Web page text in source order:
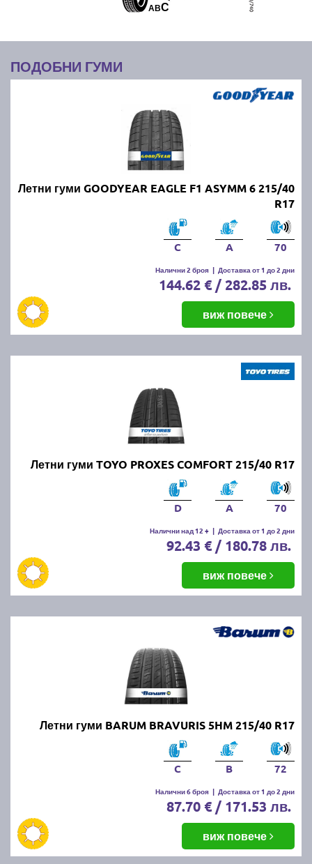
ABC
ПОДОБНИ ГУМИ
Летни гуми GOODYEAR EAGLE F1 ASYMM 6 215/40
R17
C A 70
Налични 2 броя | Доставка от 1 до 2 дни
144.62 € / 282.85 лв.
виж повече
Летни гуми TOYO PROXES COMFORT 215/40 R17
D A 70
Налични над 12 + | Доставка от 1 до 2 дни
92.43 € / 180.78 лв.
виж повече
Летни гуми BARUM BRAVURIS 5HM 215/40 R17
C B 72
Налични 6 броя | Доставка от 1 до 2 дни
87.70 € / 171.53 лв.
виж повече